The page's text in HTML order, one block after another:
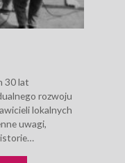
30 lat
rozwoju
lokalnych
uwagi,